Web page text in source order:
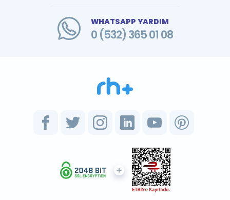
WHATSAPP YARDIM
0 (532) 365 01 08